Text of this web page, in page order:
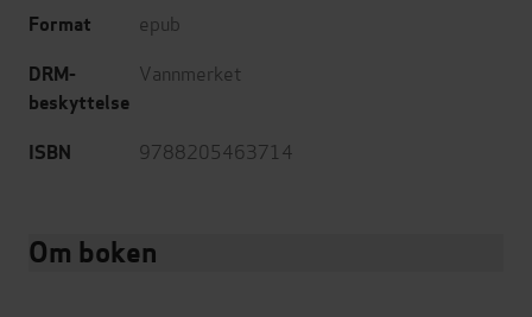
Format epub
DRM-
beskyttelse
Vannmerket
ISBN 9788205463714
Om boken